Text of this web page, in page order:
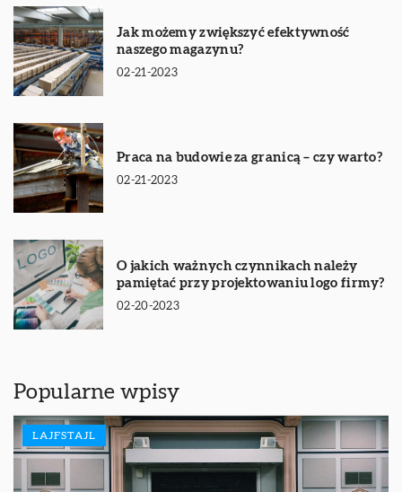
Jak możemy zwiększyć efektywność
naszego magazynu?
02-21-2023
Praca na budowie za granicą – czy warto?
02-21-2023
O jakich ważnych czynnikach należy
pamiętać przy projektowaniu logo firmy?
02-20-2023
Popularne wpisy
LAJFSTAJL